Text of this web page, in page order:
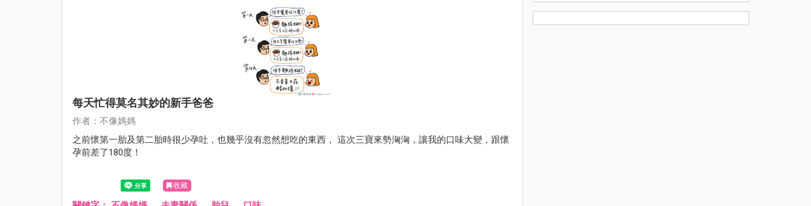
每天忙得莫名其妙的新手爸爸
作者：不像媽媽
之前懷第一胎及第二胎時很少孕吐，也幾乎沒有忽然想吃的東西， 這次三寶來勢洶洶，讓我的口味大變，跟懷
孕前差了180度！
收藏